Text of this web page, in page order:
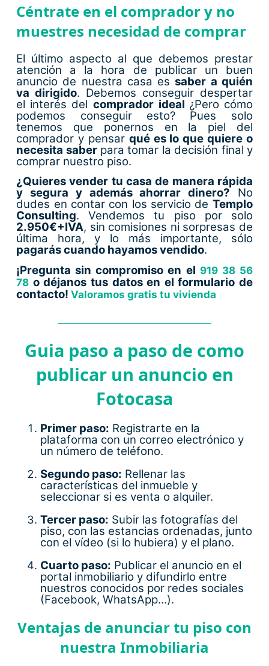
Céntrate en el comprador y no
muestres necesidad de comprar
El último aspecto al que debemos prestar
atención a la hora de publicar un buen
anuncio de nuestra casa essaber a quién
va dirigido. Debemos conseguir despertar
el interés del comprador ideal ¿Pero cómo
podemos conseguir esto? Pues solo
tenemos que ponernos en la piel del
comprador y pensar qué es lo que quiere o
necesita saberpara tomar la decisión final y
comprar nuestro piso.
¿Quieres vender tu casa de manera rápida
y segura y además ahorrar dinero? No
dudes en contar con los servicio de Templo
Consulting. Vendemos tu piso por solo
2.950€+IVA, sin comisiones ni sorpresas de
última hora, y lo más importante, sólo
pagarás cuando hayamos vendido.
¡Pregunta sin compromiso en el 919 38 56
78 o déjanos tus datos en el formulario de
contacto!Valoramos gratis tu vivienda
Guia paso a paso de como
publicar un anuncio en
Fotocasa
Primer paso: Registrarte en la
plataforma con un correo electrónico y
un número de teléfono.
Segundo paso: Rellenar las
características del inmueble y
seleccionar si es venta o alquiler.
Tercer paso: Subir las fotografías del
piso, con las estancias ordenadas, junto
con el vídeo (si lo hubiera) y el plano.
Cuarto paso: Publicar el anuncio en el
portal inmobiliario y difundirlo entre
nuestros conocidos por redes sociales
(Facebook, WhatsApp…).
Ventajas de anunciar tu piso con
nuestra Inmobiliaria